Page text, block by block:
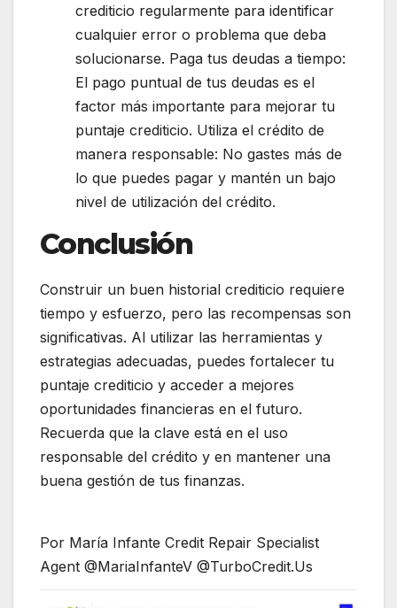
crediticio regularmente para identificar
cualquier error o problema que deba
solucionarse. Paga tus deudas a tiempo:
El pago puntual de tus deudas es el
factor más importante para mejorar tu
puntaje crediticio. Utiliza el crédito de
manera responsable: No gastes más de
lo que puedes pagar y mantén un bajo
nivel de utilización del crédito.
Conclusión
Construir un buen historial crediticio requiere
tiempo y esfuerzo, pero las recompensas son
significativas. Al utilizar las herramientas y
estrategias adecuadas, puedes fortalecer tu
puntaje crediticio y acceder a mejores
oportunidades financieras en el futuro.
Recuerda que la clave está en el uso
responsable del crédito y en mantener una
buena gestión de tus finanzas.
Por María Infante Credit Repair Specialist
Agent @MariaInfanteV @TurboCredit.Us